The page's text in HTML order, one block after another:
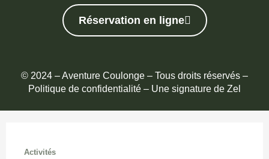
Réservation en ligne
© 2024 – Aventure Coulonge – Tous droits réservés –
Politique de confidentialité – Une signature de Zel
Activités